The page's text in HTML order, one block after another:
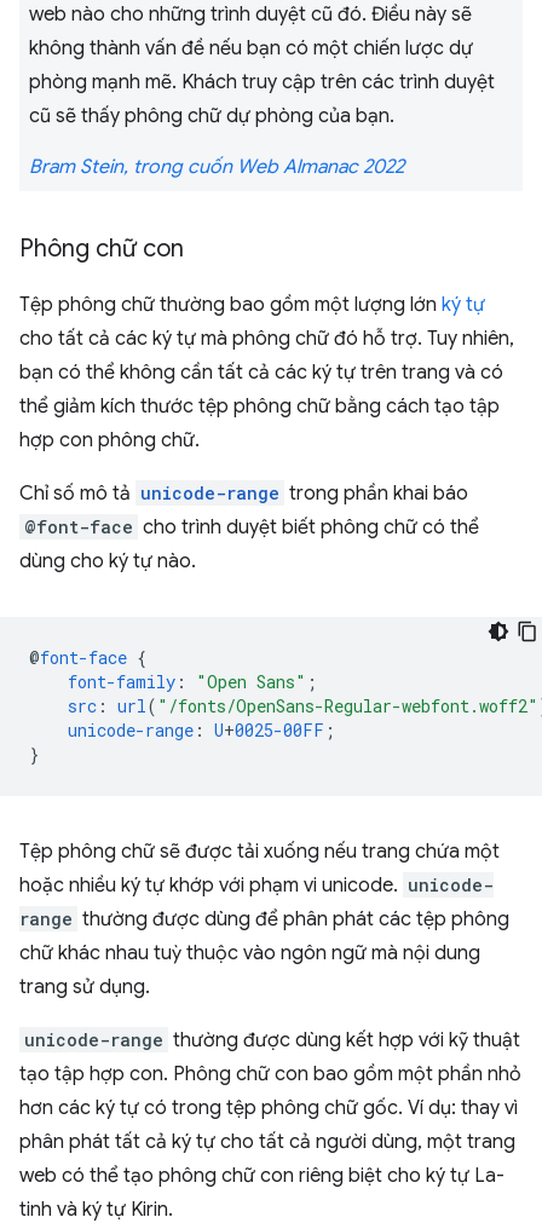
web nào cho những trình duyệt cũ đó. Điều này sẽ
không thành vấn đề nếu bạn có một chiến lược dự
phòng mạnh mẽ. Khách truy cập trên các trình duyệt
cũ sẽ thấy phông chữ dự phòng của bạn.
Bram Stein, trong cuốn Web Almanac 2022
Phông chữ con
Tệp phông chữ thường bao gồm một lượng lớn ký tự
cho tất cả các ký tự mà phông chữ đó hỗ trợ. Tuy nhiên,
bạn có thể không cần tất cả các ký tự trên trang và có
thể giảm kích thước tệp phông chữ bằng cách tạo tập
hợp con phông chữ.
Chỉ số mô tả unicode-range trong phần khai báo
@font-face cho trình duyệt biết phông chữ có thể
dùng cho ký tự nào.
@font-face {
font-family : "Open Sans" ;
src : url ( "/fonts/OpenSans-Regular-webfont.woff2"
unicode-range : U+0025-00FF ;
}
Tệp phông chữ sẽ được tải xuống nếu trang chứa một
hoặc nhiều ký tự khớp với phạm vi unicode. unicode-
range thường được dùng để phân phát các tệp phông
chữ khác nhau tuỳ thuộc vào ngôn ngữ mà nội dung
trang sử dụng.
unicode-range thường được dùng kết hợp với kỹ thuật
tạo tập hợp con. Phông chữ con bao gồm một phần nhỏ
hơn các ký tự có trong tệp phông chữ gốc. Ví dụ: thay vì
phân phát tất cả ký tự cho tất cả người dùng, một trang
web có thể tạo phông chữ con riêng biệt cho ký tự La-
tinh và ký tự Kirin.